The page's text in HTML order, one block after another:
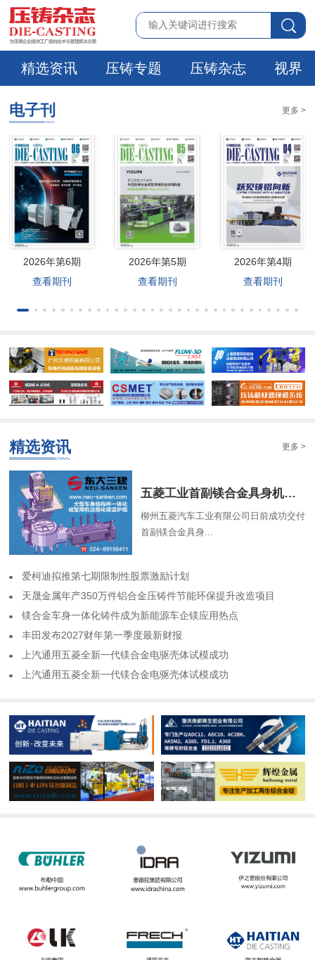
精选资讯 压铸专题 压铸杂志 视界
电子刊 更多 >
2026年第6期
查看期刊
2026年第5期
查看期刊
2026年第4期
查看期刊
精选资讯 更多 >
​五菱工业首副镁合金具身机器人骨架成功交付
柳州五菱汽车工业有限公司日前成功交付
首副镁合金具身...
​爱柯迪拟推第七期限制性股票激励计划
​天晟金属年产350万件铝合金压铸件节能环保提升改造项目
​镁合金车身一体化铸件成为新能源车企镁应用热点
​丰田发布2027财年第一季度最新财报
​上汽通用五菱全新一代镁合金电驱壳体试模成功
​上汽通用五菱全新一代镁合金电驱壳体试模成功